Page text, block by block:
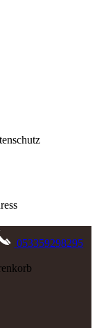
053359298295